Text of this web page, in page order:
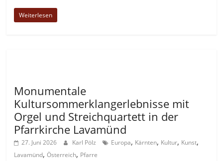
Weiterlesen
Monumentale
Kultursommerklangerlebnisse mit
Orgel und Streichquartett in der
Pfarrkirche Lavamünd
27. Juni 2026 Karl Pölz Europa, Kärnten, Kultur, Kunst,
Lavamünd,Österreich, Pfarre